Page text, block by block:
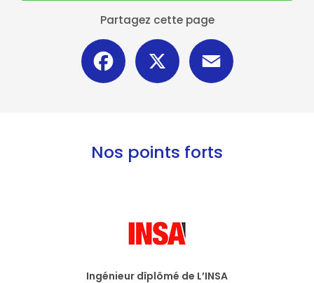
Partagez cette page
Facebook
Nos points forts
Ingénieur dîplômé de L’INSA